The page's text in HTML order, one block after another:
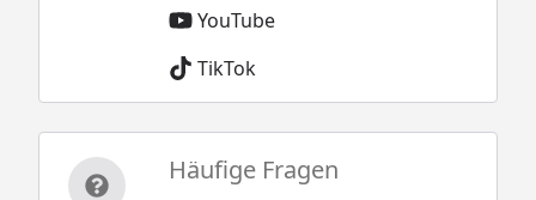
YouTube
TikTok
Häufige Fragen